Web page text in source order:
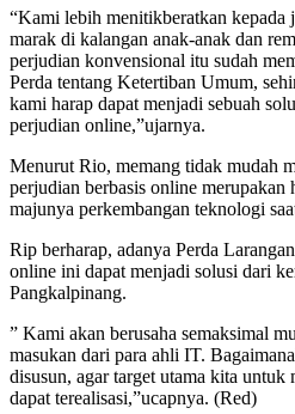
“Kami lebih menitikberatkan kepada
marak di kalangan anak-anak dan
perjudian konvensional itu sudah
Perda tentang Ketertiban Umum,
kami harap dapat menjadi sebuah
perjudian online,”ujarnya.
Menurut Rio, memang tidak mudah
perjudian berbasis online merupakan
majunya perkembangan teknologi
Rip berharap, adanya Perda
online ini dapat menjadi solusi dari
Pangkalpinang.
” Kami akan berusaha semaksimal
masukan dari para ahli IT.
disusun, agar target utama kita
dapat terealisasi,”ucapnya. (Red)